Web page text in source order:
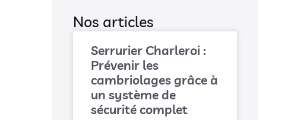
Nos articles
Serrurier Charleroi :
Prévenir les
cambriolages grâce à
un système de
sécurité complet